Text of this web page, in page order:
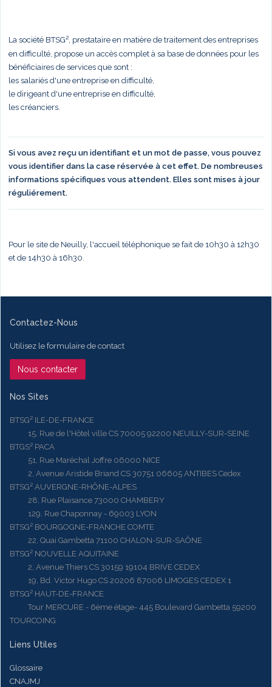
La société BTSG², prestataire en matière de traitement des entreprises
en difficulté, propose un accès complet à sa base de données pour les
bénéficiaires de services que sont :
les salariés d'une entreprise en difficulté,
le dirigeant d'une entreprise en difficulté,
les créanciers.
Si vous avez reçu un identifiant et un mot de passe, vous pouvez
vous identifier dans la case réservée à cet effet. De nombreuses
informations spécifiques vous attendent. Elles sont mises à jour
réguliérement.
Pour le site de Neuilly, l'accueil téléphonique se fait de 10h30 à 12h30
et de 14h30 à 16h30.
Contactez-Nous
Utilisez le formulaire de contact
Nous contacter
Nos Sites
BTSG² ILE-DE-FRANCE
15, Rue de l'Hôtel ville CS 70005 92200 NEUILLY-SUR-SEINE
BTGS² PACA
51, Rue Maréchal Joffre 06000 NICE
2, Avenue Aristide Briand CS 30751 06605 ANTIBES Cedex
BTSG² AUVERGNE-RHÔNE-ALPES
28, Rue Plaisance 73000 CHAMBERY
129, Rue Chaponnay - 69003 LYON
BTSG² BOURGOGNE-FRANCHE COMTE
22, Quai Gambetta 71100 CHALON-SUR-SAÔNE
BTSG² NOUVELLE AQUITAINE
2, Avenue Thiers CS 30159 19104 BRIVE CEDEX
19, Bd. Victor Hugo CS 20206 87006 LIMOGES CEDEX 1
BTSG² HAUT-DE-FRANCE
Tour MERCURE - 6ème étage- 445 Boulevard Gambetta 59200
TOURCOING
Liens Utiles
Glossaire
CNAJMJ